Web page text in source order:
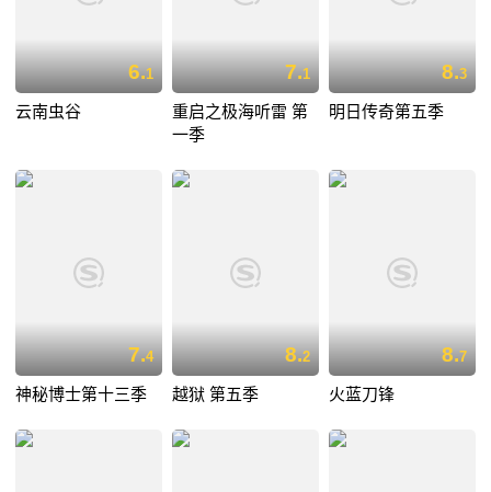
6.1
云南虫谷
7.1
重启之极海听雷 第
一季
8.3
明日传奇第五季
7.4
神秘博士第十三季
8.2
越狱 第五季
8.7
火蓝刀锋